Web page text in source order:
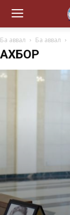
Ба аввал Ба аввал
АХБОР